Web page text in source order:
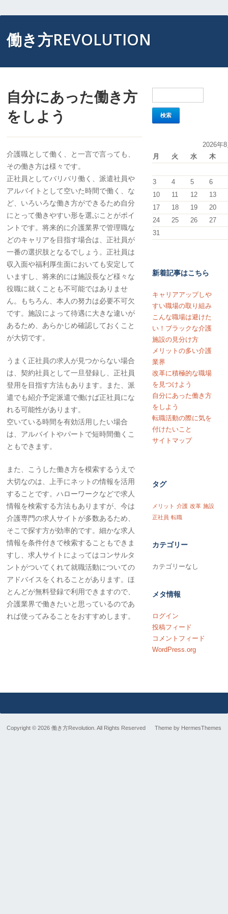
働き方REVOLUTION
自分にあった働き方
をしよう
介護職として働く、と一言で言っても、
その働き方は様々です。
正社員としてバリバリ働く、派遣社員や
アルバイトとして空いた時間で働く、な
ど、いろいろな働き方ができるため自分
にとって働きやすい形を選ぶことがポイ
ントです。将来的に介護業界で管理職な
どのキャリアを目指す場合は、正社員が
一番の選択肢となるでしょう。正社員は
収入面や福利厚生面においても安定して
いますし、将来的には施設長など様々な
役職に就くことも不可能ではありませ
ん。もちろん、本人の努力は必要不可欠
です。施設によって待遇に大きな違いが
あるため、あらかじめ確認しておくこと
が大切です。
うまく正社員の求人が見つからない場合
は、契約社員として一旦登録し、正社員
登用を目指す方法もあります。また、派
遣でも紹介予定派遣で働けば正社員にな
れる可能性があります。
空いている時間を有効活用したい場合
は、アルバイトやパートで短時間働くこ
ともできます。
また、こうした働き方を模索するうえで
大切なのは、上手にネットの情報を活用
することです。ハローワークなどで求人
情報を検索する方法もありますが、今は
介護専門の求人サイトが多数あるため、
そこで探す方が効率的です。細かな求人
情報を条件付きで検索することもできま
すし、求人サイトによってはコンサルタ
ントがついてくれて就職活動についての
アドバイスをくれることがあります。ほ
とんどが無料登録で利用できますので、
介護業界で働きたいと思っているのであ
れば使ってみることをおすすめします。
2026年
月
火 水 木
3 4 5 6
10
11 12 13
17
18 19 20
24
25 26 27
31
新着記事はこちら
キャリアアップしや
すい職場の取り組み
こんな職場は避けた
い！ブラックな介護
施設の見分け方
メリットの多い介護
業界
改革に積極的な職場
を見つけよう
自分にあった働き方
をしよう
転職活動の際に気を
付けたいこと
サイトマップ
タグ
メリット 介護 改革 施設
正社員 転職
カテゴリー
カテゴリーなし
メタ情報
ログイン
投稿フィード
コメントフィード
WordPress.org
Theme by HermesThemes
Copyright © 2026 働き方Revolution. All Rights Reserved